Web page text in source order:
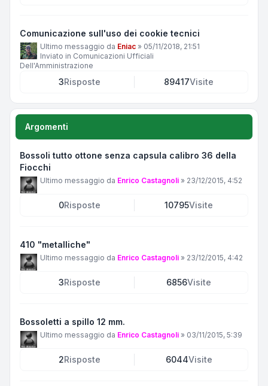
Comunicazione sull'uso dei cookie tecnici
Ultimo messaggio da Eniac » 05/11/2018, 21:51
Inviato in Comunicazioni Ufficiali
Dell'Amministrazione
3Risposte 89417Visite
Argomenti
Bossoli tutto ottone senza capsula calibro 36 della
Fiocchi
Ultimo messaggio da Enrico Castagnoli » 23/12/2015, 4:52
0Risposte 10795Visite
410 "metalliche"
Ultimo messaggio da Enrico Castagnoli » 23/12/2015, 4:42
3Risposte 6856Visite
Bossoletti a spillo 12 mm.
Ultimo messaggio da Enrico Castagnoli » 03/11/2015, 5:39
2Risposte 6044Visite